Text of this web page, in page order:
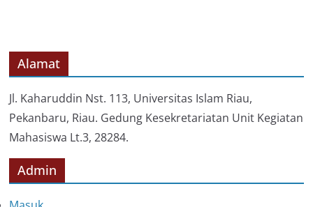
r
i
Alamat
Jl. Kaharuddin Nst. 113, Universitas Islam Riau,
Pekanbaru, Riau. Gedung Kesekretariatan Unit Kegiatan
Mahasiswa Lt.3, 28284.
Admin